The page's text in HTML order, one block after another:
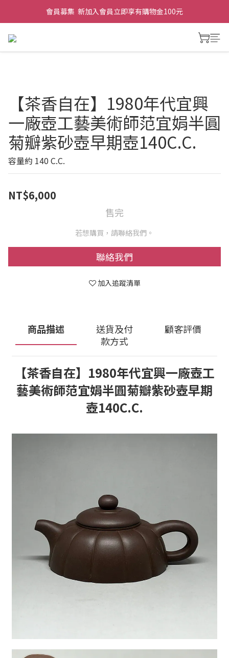
會員募集  新加入會員立即享有購物金100元
【茶香自在】1980年代宜興
一廠壺工藝美術師范宜娟半圓
菊瓣紫砂壺早期壺140C.C.
容量約 140 C.C.
NT$6,000
售完
若想購買，請聯絡我們。
聯絡我們
加入追蹤清單
商品描述
送貨及付
款方式
顧客評價
【茶香自在】1980年代宜興一廠壺工
藝美術師范宜娟半圓菊瓣紫砂壺早期
壺140C.C.